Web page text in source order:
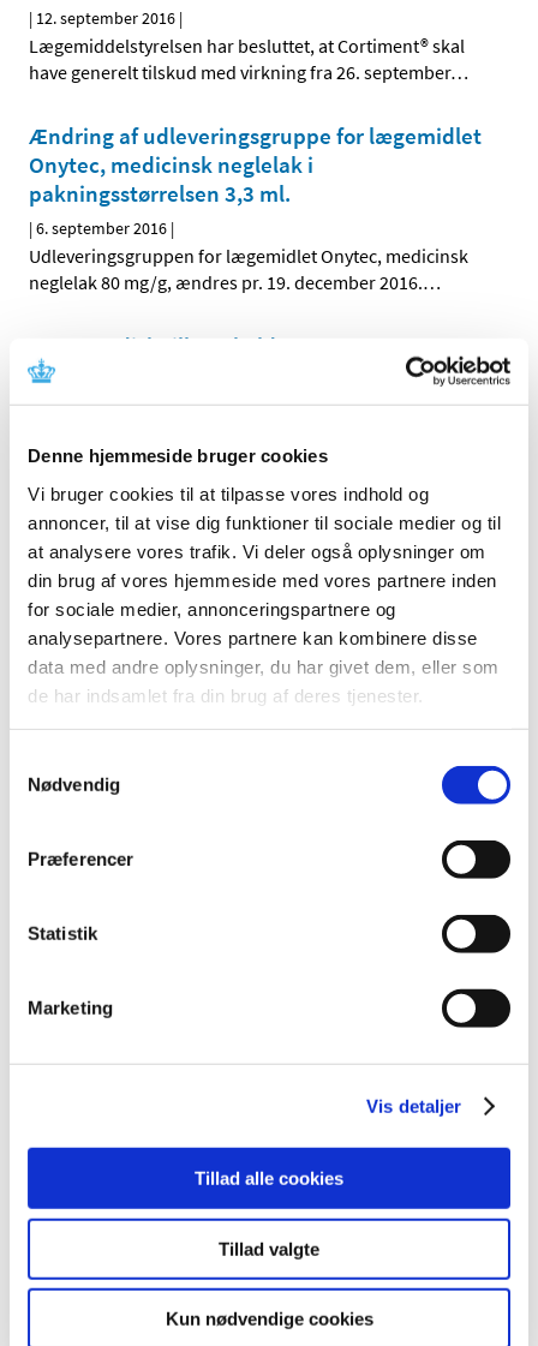
Denne hjemmeside bruger cookies
Vi bruger cookies til at tilpasse vores indhold og
annoncer, til at vise dig funktioner til sociale medier og til
at analysere vores trafik. Vi deler også oplysninger om
din brug af vores hjemmeside med vores partnere inden
for sociale medier, annonceringspartnere og
analysepartnere. Vores partnere kan kombinere disse
data med andre oplysninger, du har givet dem, eller som
de har indsamlet fra din brug af deres tjenester.
Nødvendig
Præferencer
Statistik
Marketing
Vis detaljer
Tillad alle cookies
Tillad valgte
Kun nødvendige cookies
| 12. september 2016 |
Lægemiddelstyrelsen har besluttet, at Cortiment® skal
have generelt tilskud med virkning fra 26. september…
Ændring af udleveringsgruppe for lægemidlet
Onytec, medicinsk neglelak i
pakningsstørrelsen 3,3 ml.
|6. september 2016 |
Udleveringsgruppen for lægemidlet Onytec, medicinsk
neglelak 80 mg/g, ændres pr. 19. december 2016.…
Novo Nordisk tilbagekalder
diabetesmedicinen GlucaGen® Hypokit
|5. september 2016|
GlucaGen® Hypokit i Danmark, da enkelte produkter
Alle (2506)
TID
2025 (158)
2024 (224)
2023 (195)
2021 (516)
2019 (159)
2017 (167)
november (11)
juli (15)
maj (10)
marts (9)